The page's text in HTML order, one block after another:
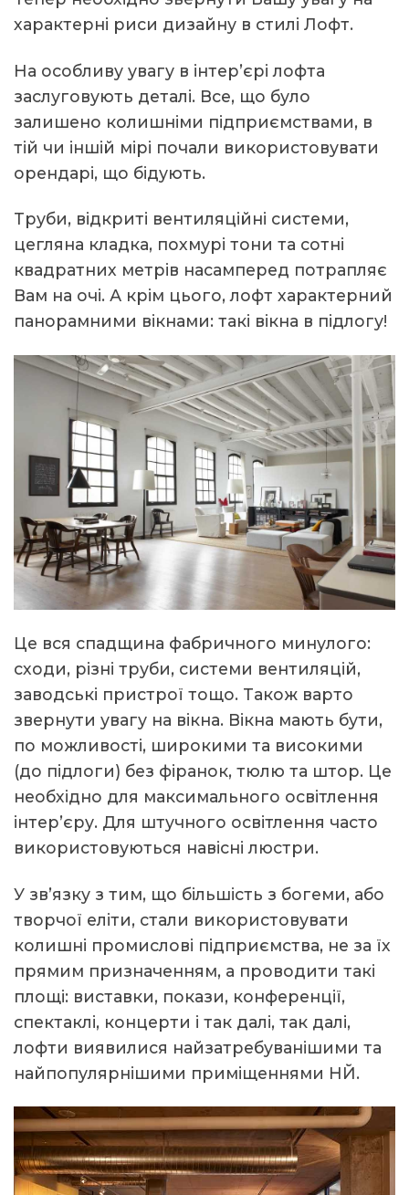
характерні риси дизайну в стилі Лофт.
На особливу увагу в інтер’єрі лофта
заслуговують деталі. Все, що було
залишено колишніми підприємствами, в
тій чи іншій мірі почали використовувати
орендарі, що бідують.
Труби, відкриті вентиляційні системи,
цегляна кладка, похмурі тони та сотні
квадратних метрів насамперед потрапляє
Вам на очі. А крім цього, лофт характерний
панорамними вікнами: такі вікна в підлогу!
Це вся спадщина фабричного минулого:
сходи, різні труби, системи вентиляцій,
заводські пристрої тощо. Також варто
звернути увагу на вікна. Вікна мають бути,
по можливості, широкими та високими
(до підлоги) без фіранок, тюлю та штор. Це
необхідно для максимального освітлення
інтер’єру. Для штучного освітлення часто
використовуються навісні люстри.
У зв’язку з тим, що більшість з богеми, або
творчої еліти, стали використовувати
колишні промислові підприємства, не за їх
прямим призначенням, а проводити такі
площі: виставки, покази, конференції,
спектаклі, концерти і так далі, так далі,
лофти виявилися найзатребуванішими та
найпопулярнішими приміщеннями НЙ.